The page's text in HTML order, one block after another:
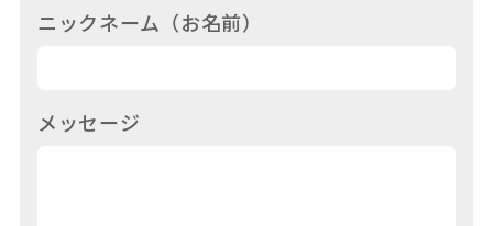
ニックネーム （お名前）
メッセージ